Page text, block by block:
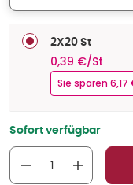
2X20 St
0,39 €/St
Sie sparen 6,17
Sofort verfügbar